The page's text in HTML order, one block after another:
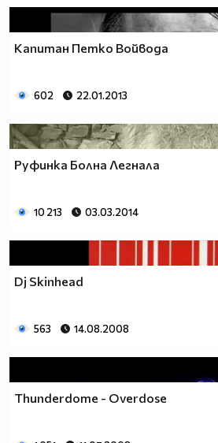
Капитан Петко Войвода
602 22.01.2013
Руфинка Болна Легнала
10 213 03.03.2014
Dj Skinhead
563 14.08.2008
Thunderdome - Overdose